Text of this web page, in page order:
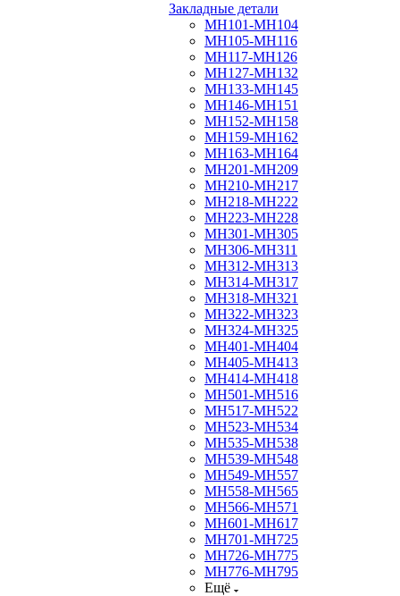
Закладные детали
МН101-МН104
МН105-МН116
МН117-МН126
МН127-МН132
МН133-МН145
МН146-МН151
МН152-МН158
МН159-МН162
МН163-МН164
МН201-МН209
МН210-МН217
МН218-МН222
МН223-МН228
МН301-МН305
МН306-МН311
МН312-МН313
МН314-МН317
МН318-МН321
МН322-МН323
МН324-МН325
МН401-МН404
МН405-МН413
МН414-МН418
МН501-МН516
МН517-МН522
МН523-МН534
МН535-МН538
МН539-МН548
МН549-МН557
МН558-МН565
МН566-МН571
МН601-МН617
МН701-МН725
МН726-МН775
МН776-МН795
Ещё